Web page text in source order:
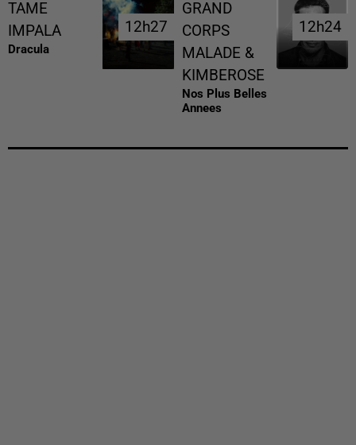
TAME
IMPALA
Dracula
12h27
12h27
GRAND
CORPS
MALADE &
KIMBEROSE
Nos Plus Belles
Annees
12h24
12h24